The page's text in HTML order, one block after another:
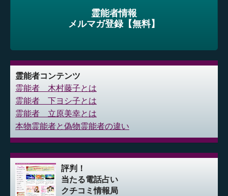
霊能者情報
メルマガ登録【無料】
霊能者コンテンツ
霊能者 木村藤子とは
霊能者 下ヨシ子とは
霊能者 立原美幸とは
本物霊能者と偽物霊能者の違い
評判！
当たる電話占い
クチコミ情報局